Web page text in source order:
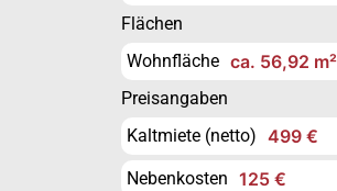
Flächen
Wohnfläche ca. 56,92 m²
Preisangaben
Kaltmiete (netto) 499 €
Nebenkosten 125 €